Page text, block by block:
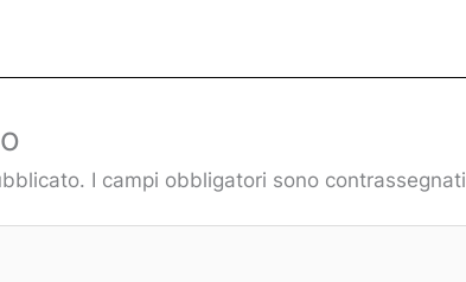
I campi obbligatori sono contrassegnati